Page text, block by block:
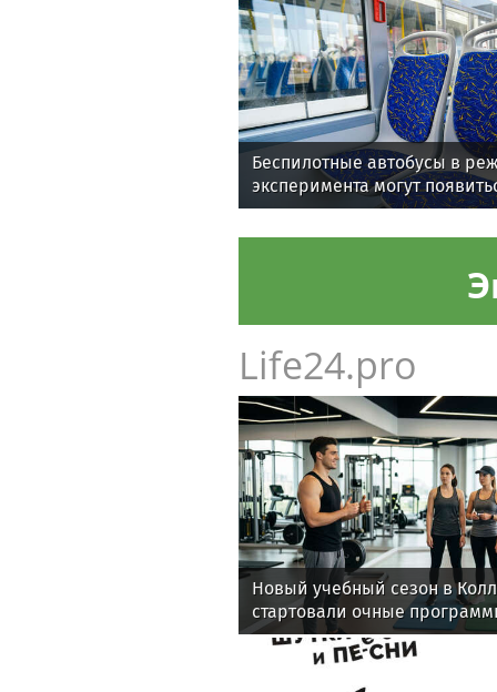
Беспилотные автобусы в
эксперимента могут
России
Life24.pro
Новый учебный сезон в
стартовали очные
фитнес-тренеров и
здоровья